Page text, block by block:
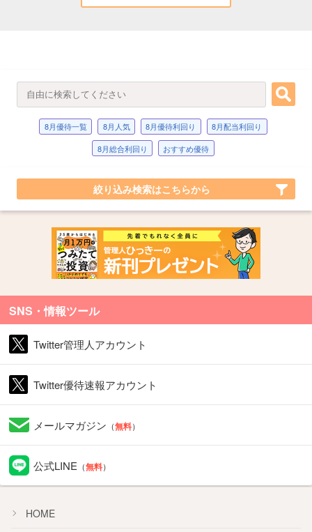
8月優待一覧 8月人気 8月優待利回り
8月配当利回り
8月総合利回り
おすすめ優待
絞り込み検索はこちらから
SNS・情報ツール
Twitter管理人アカウント
Twitter優待速報アカウント
メールマガジン （無料）
公式LINE （無料）
HOME